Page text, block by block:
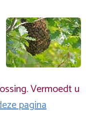
Vermoedt u
pagina